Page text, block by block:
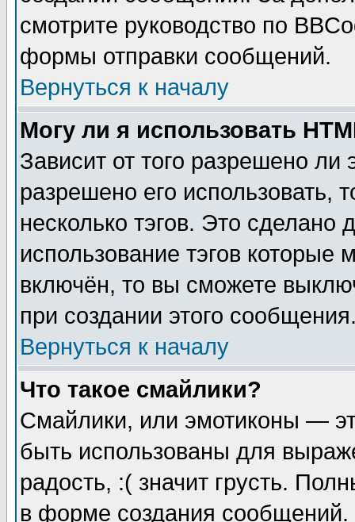
смотрите руководство по
формы отправки сообщений.
Вернуться к началу
Могу ли я использовать
Зависит от того разрешено
разрешено его использовать,
несколько тэгов. Это сделано
использование тэгов
включён, то вы сможете
при создании этого
Вернуться к началу
Что такое смайлики?
Смайлики, или эмотиконы —
быть использованы для
радость, :( значит грусть.
в форме создания сообщений.